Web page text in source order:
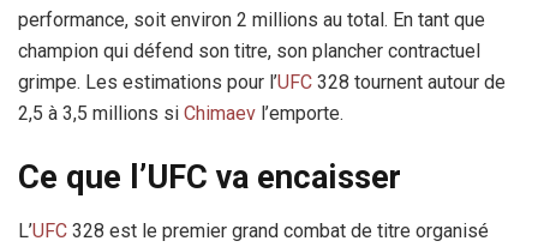
performance, soit environ 2 millions au total. En tant que
champion qui défend son titre, son plancher contractuel
grimpe. Les estimations pour l’UFC 328 tournent autour de
2,5 à 3,5 millions si Chimaev l’emporte.
Ce que l’UFC va encaisser
L’UFC 328 est le premier grand combat de titre organisé